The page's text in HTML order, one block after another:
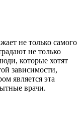
не только самого
не только
которые хотят
зависимости,
является эта
врачи.